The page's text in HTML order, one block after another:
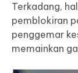
iAnyGo
Terkadang,
pemblokiran
penggemar
memainkan